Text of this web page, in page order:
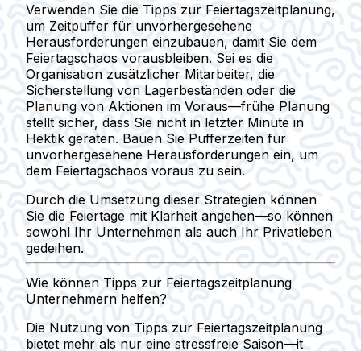
Verwenden Sie die Tipps zur Feiertagszeitplanung,
um Zeitpuffer für unvorhergesehene
Herausforderungen einzubauen, damit Sie dem
Feiertagschaos vorausbleiben. Sei es die
Organisation zusätzlicher Mitarbeiter, die
Sicherstellung von Lagerbeständen oder die
Planung von Aktionen im Voraus—frühe Planung
stellt sicher, dass Sie nicht in letzter Minute in
Hektik geraten. Bauen Sie Pufferzeiten für
unvorhergesehene Herausforderungen ein, um
dem Feiertagschaos voraus zu sein.
Durch die Umsetzung dieser Strategien können
Sie die Feiertage mit Klarheit angehen—so können
sowohl Ihr Unternehmen als auch Ihr Privatleben
gedeihen.
Wie können Tipps zur Feiertagszeitplanung
Unternehmern helfen?
Die Nutzung von Tipps zur Feiertagszeitplanung
bietet mehr als nur eine stressfreie Saison—it